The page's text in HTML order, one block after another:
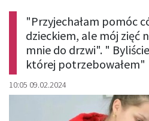
"Przyjechałam pomóc
dzieckiem, ale mój zięć
mnie do drzwi". "
której potrzebowałem"
10:05 09.02.2024